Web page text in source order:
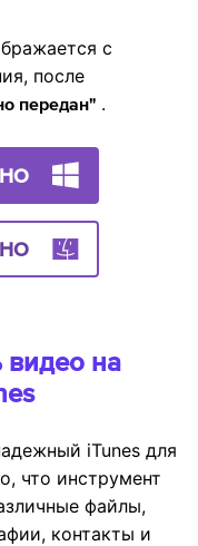
с
после
передан" .
видео на
iTunes для
что инструмент
файлы,
контакты и